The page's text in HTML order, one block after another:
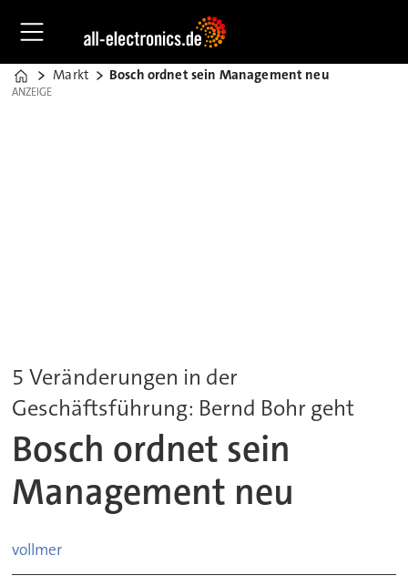
Home
Markt Bosch ordnet sein Management neu
ANZEIGE
ANZEIGE
5 Veränderungen in der
Geschäftsführung: Bernd Bohr geht
Bosch ordnet sein
Management neu
vollmer